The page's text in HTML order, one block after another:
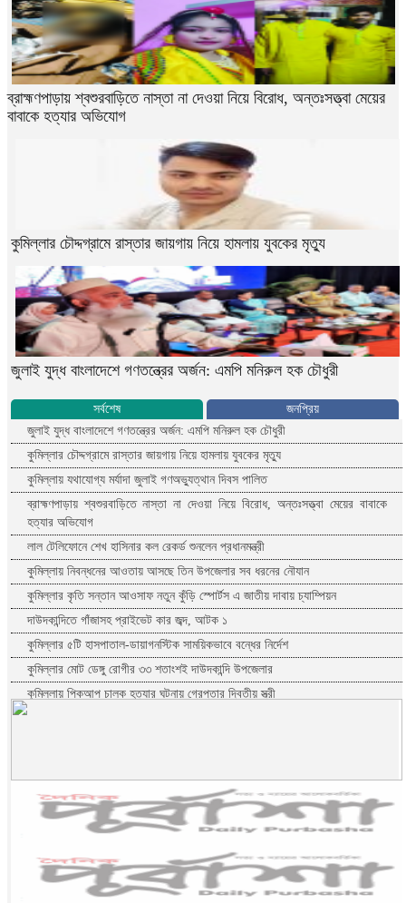
ব্রাহ্মণপাড়ায় শ্বশুরবাড়িতে নাস্তা না দেওয়া নিয়ে বিরোধ, অন্তঃসত্ত্বা মেয়ের
বাবাকে হত্যার অভিযোগ
কুমিল্লার চৌদ্দগ্রামে রাস্তার জায়গায় নিয়ে হামলায় যুবকের মৃত্যু
জুলাই যুদ্ধ বাংলাদেশে গণতন্ত্রের অর্জন: এমপি মনিরুল হক চৌধুরী
সর্বশেষ
জনপ্রিয়
জুলাই যুদ্ধ বাংলাদেশে গণতন্ত্রের অর্জন: এমপি মনিরুল হক চৌধুরী
কুমিল্লার চৌদ্দগ্রামে রাস্তার জায়গায় নিয়ে হামলায় যুবকের মৃত্যু
কুমিল্লায় যথাযোগ্য মর্যাদা জুলাই গণঅভ্যুত্থান দিবস পালিত
ব্রাহ্মণপাড়ায় শ্বশুরবাড়িতে নাস্তা না দেওয়া নিয়ে বিরোধ, অন্তঃসত্ত্বা মেয়ের বাবাকে
হত্যার অভিযোগ
লাল টেলিফোনে শেখ হাসিনার কল রেকর্ড শুনলেন প্রধানমন্ত্রী
কুমিল্লায় নিবন্ধনের আওতায় আসছে তিন উপজেলার সব ধরনের নৌযান
কুমিল্লার কৃতি সন্তান আওসাফ নতুন কুঁড়ি স্পোর্টস এ জাতীয় দাবায় চ্যাম্পিয়ন
দাউদকান্দিতে গাঁজাসহ প্রাইভেট কার জব্দ, আটক ১
কুমিল্লার ৫টি হাসপাতাল-ডায়াগনস্টিক সাময়িকভাবে বন্ধের নির্দেশ
কুমিল্লার মোট ডেঙ্গু রোগীর ৩৩ শতাংশই দাউদকান্দি উপজেলার
কুমিল্লায় পিকআপ চালক হত্যার ঘটনায় গ্রেপ্তার দ্বিতীয় স্ত্রী
পরীক্ষা নয়, ফলাফলের ভিত্তিতেই একাদশ শ্রেণিতে ভর্তি
কুমিল্লা-ফেনী সীমান্তে ১ কোটি ১৫ লাখ টাকার ভারতীয় পণ্য জব্দ
ব্রাহ্মণবাড়িয়ায় মাদকাসক্ত দুই ছেলেকে পুলিশে দিলেন মা
দাউদকান্দিতে ইটবোঝাই বাল্কহেডের ওপর ভেঙে পড়ল বেইলি সেতু
গত ২৪ ঘণ্টায় হাম উপসর্গে প্রাণ গেল আরো ৪ শিশুর